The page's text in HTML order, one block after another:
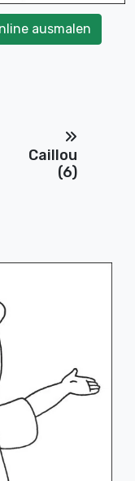
ausmalen
Caillou
(6)